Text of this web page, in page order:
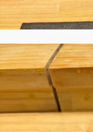
売れ筋ランキング
エクラ掲載品
エクラ限定アイテム
イーバイエクラ